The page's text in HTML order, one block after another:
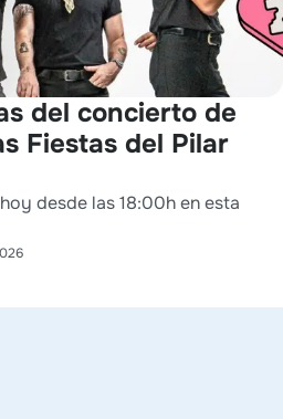
del concierto de
Fiestas del Pilar
desde las 18:00h en esta